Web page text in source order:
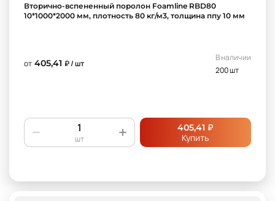
Вторично-вспененный поролон Foamline RBD80
10*1000*2000 мм, плотность 80 кг/м3, толщина ппу 10 мм
от 405,41 ₽ / шт
В наличии
200 шт
шт
405,41 ₽
Купить